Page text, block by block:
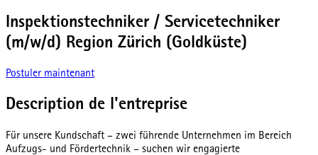
Inspektionstechniker / Servicetechniker
(m/w/d) Region Zürich (Goldküste)
Postuler maintenant
Description de l'entreprise
Für unsere Kundschaft – zwei führende Unternehmen im Bereich
Aufzugs- und Fördertechnik – suchen wir engagierte